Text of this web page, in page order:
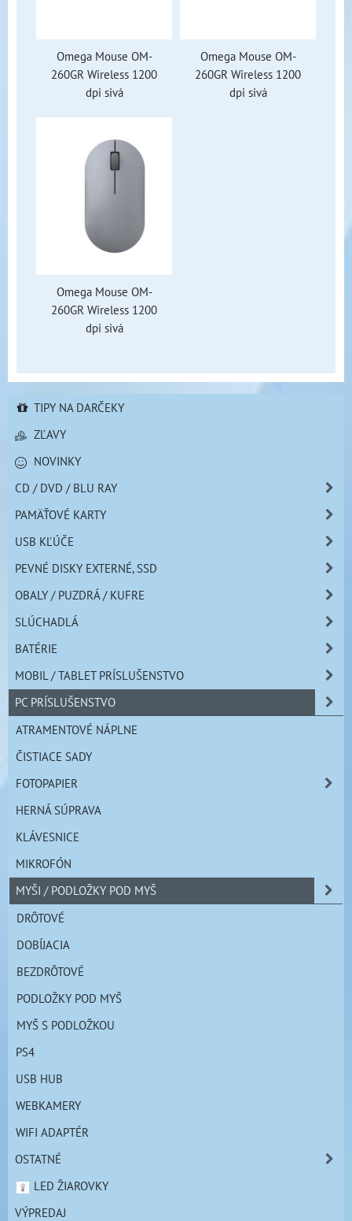
Omega Mouse OM-
260GR Wireless 1200
dpi sivá
Omega Mouse OM-
260GR Wireless 1200
dpi sivá
Omega Mouse OM-
260GR Wireless 1200
dpi sivá
TIPY NA DARČEKY
ZĽAVY
NOVINKY
CD / DVD / BLU RAY
PAMÄŤOVÉ KARTY
USB KĽÚČE
PEVNÉ DISKY EXTERNÉ, SSD
OBALY / PUZDRÁ / KUFRE
SLÚCHADLÁ
BATÉRIE
MOBIL / TABLET PRÍSLUŠENSTVO
PC PRÍSLUŠENSTVO
ATRAMENTOVÉ NÁPLNE
ČISTIACE SADY
FOTOPAPIER
HERNÁ SÚPRAVA
KLÁVESNICE
MIKROFÓN
MYŠI / PODLOŽKY POD MYŠ
DRÔTOVÉ
DOBÍJACIA
BEZDRÔTOVÉ
PODLOŽKY POD MYŠ
MYŠ S PODLOŽKOU
PS4
USB HUB
WEBKAMERY
WIFI ADAPTÉR
OSTATNÉ
LED ŽIAROVKY
VÝPREDAJ